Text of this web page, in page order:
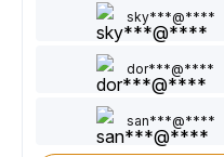
sky***@****
dor***@****
san***@****